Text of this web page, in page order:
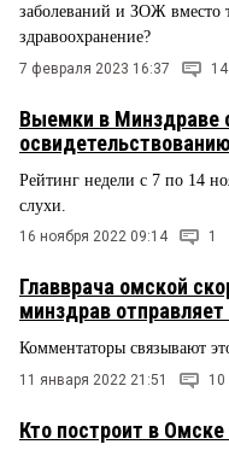
заболеваний и ЗОЖ вместо
здравоохранение?
7 февраля 2023 16:37 14
Выемки в Минздраве
Рейтинг недели с 7 по 14
слухи.
16 ноября 2022 09:14 1
Главврача омской
минздрав отправляет
Комментаторы связывают
11 января 2022 21:51 10
Кто построит в